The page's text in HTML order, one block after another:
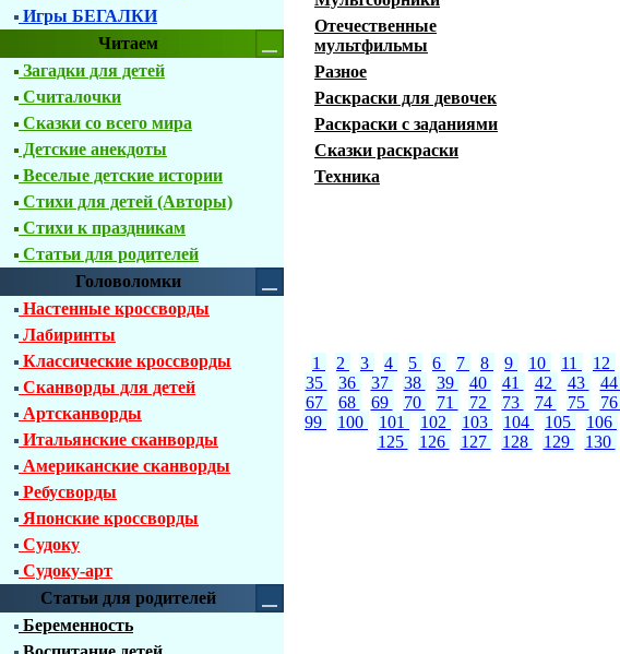
Игры БЕГАЛКИ
Читаем
Загадки для детей
Считалочки
Сказки со всего мира
Детские анекдоты
Веселые детские истории
Стихи для детей (Авторы)
Стихи к праздникам
Статьи для родителей
Головоломки
Настенные кроссворды
Лабиринты
Классические кроссворды
Сканворды для детей
Артсканворды
Итальянские сканворды
Американские сканворды
Ребусворды
Японские кроссворды
Судоку
Судоку-арт
Статьи для родителей
Беременность
Отечественные
мультфильмы
Разное
Раскраски для девочек
Раскраски с заданиями
Сказки раскраски
Техника
1 2 3 4 5 6 7 8 9 10 11 12
35
36 37 38 39 40 41 42 43 44
67
68 69 70 71 72 73 74 75 76
99
100 101 102 103 104 105 106
125
126 127 128 129 130